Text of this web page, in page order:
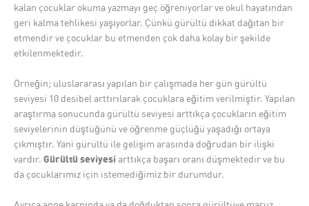
kalan çocuklar okuma yazmayı geç öğreniyorlar ve okul hayatından
geri kalma tehlikesi yaşıyorlar. Çünkü gürültü dikkat dağıtan bir
etmendir ve çocuklar bu etmenden çok daha kolay bir şekilde
etkilenmektedir.
Örneğin; uluslararası yapılan bir çalışmada her gün gürültü
seviyesi 10 desibel arttırılarak çocuklara eğitim verilmiştir. Yapılan
araştırma sonucunda gürültü seviyesi arttıkça çocukların eğitim
seviyelerinin düştüğünü ve öğrenme güçlüğü yaşadığı ortaya
çıkmıştır. Yani gürültü ile gelişim arasında doğrudan bir ilişki
vardır. Gürültü seviyesi arttıkça başarı oranı düşmektedir ve bu
da çocuklarımız için istemediğimiz bir durumdur.